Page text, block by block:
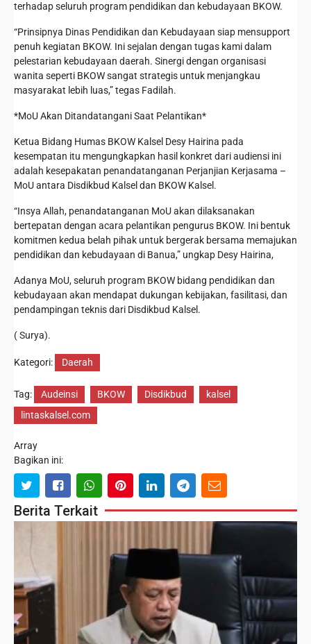
terhadap seluruh program pendidikan dan kebudayaan BKOW.
“Prinsipnya Dinas Pendidikan dan Kebudayaan siap mensupport
penuh kegiatan BKOW. Ini sejalan dengan tugas kami dalam
pelestarian kebudayaan daerah. Sinergi dengan organisasi
wanita seperti BKOW sangat strategis untuk menjangkau
masyarakat lebih luas,” tegas Fadilah.
*MoU Akan Ditandatangani Saat Pelantikan*
Ketua Bidang Humas BKOW Kalsel Desy Hairina pada
kesempatan itu mengungkapkan hasil konkret dari audiensi ini
adalah kesepakatan penandatanganan Perjanjian Kerjasama –
MoU antara Disdikbud Kalsel dan BKOW Kalsel.
“Insya Allah, penandatanganan MoU akan dilaksanakan
bertepatan dengan acara pelantikan pengurus BKOW. Ini bentuk
komitmen kedua belah pihak untuk bergerak bersama memajukan
pendidikan dan kebudayaan di Banua,” ungkap Desy Hairina,
Adanya MoU, seluruh program BKOW bidang pendidikan dan
kebudayaan akan mendapat dukungan kebijakan, fasilitasi, dan
pendampingan teknis dari Disdikbud Kalsel.
( Surya).
Kategori: Daerah
Tag: Audeinsi BKOW Disdikbud
kalsel
lintaskalsel.com
Array
Bagikan ini:
Berita Terkait